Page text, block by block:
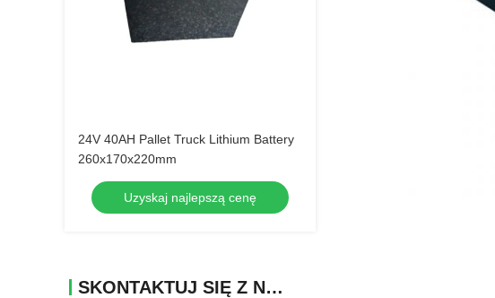
24V 40AH Pallet Truck Lithium Battery
260x170x220mm
Uzyskaj najlepszą cenę
SKONTAKTUJ SIĘ Z NAMI